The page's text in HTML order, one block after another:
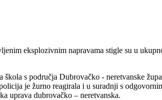
eksplozivnim napravama stigle su u
s područja Dubrovačko - neretvanske
je žurno reagirala i u suradnji s
uprava dubrovačko – neretvanska.